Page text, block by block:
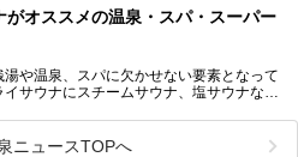
ォーマンスも毎日行われており、“とと
り楽しめるのもポイントです。
いった遊び場もあり、友人同士やカップル
日を過ごすのにもぴったり。
力をたっぷり堪能してきたので、その全容
が2025年11月15日（土）に、新たな浴
人収容の大規模サウナを携えてリニュー
である4F・6Fそれぞれにリニューアル
ルの全容を確認すべく、リニューアルプレ
に行ってきました！今回はそのリニューア
がオススメの温泉・スパ・スーパー
湯や温泉、スパに欠かせない要素となって
イサウナにスチームサウナ、塩サウナな
など、心ゆくまで楽しむためのサービス
多くみられます。
ニュースTOPへ